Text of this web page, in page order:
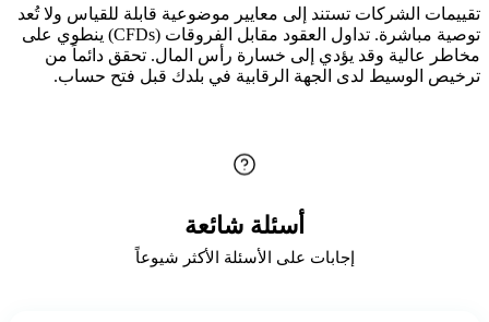
تقييمات الشركات تستند إلى معايير موضوعية قابلة للقياس ولا تُعد
توصية مباشرة. تداول العقود مقابل الفروقات (CFDs) ينطوي على
مخاطر عالية وقد يؤدي إلى خسارة رأس المال. تحقق دائماً من
ترخيص الوسيط لدى الجهة الرقابية في بلدك قبل فتح حساب.
أسئلة شائعة
إجابات على الأسئلة الأكثر شيوعاً